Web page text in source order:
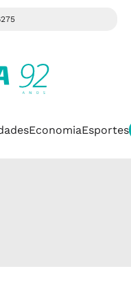
EconomiaEsportes